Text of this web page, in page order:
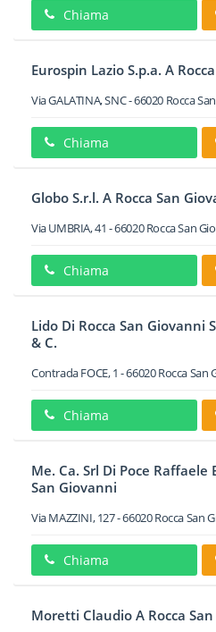
Chiama
Eurospin Lazio S.p.a. A
Via GALATINA, SNC-66020 Rocca
Chiama
Globo S.r.l. A Rocca San
Via UMBRIA, 41 -66020 Rocca San
Chiama
Lido Di Rocca San Giovanni
& C.
Contrada FOCE, 1 -66020Rocca San
Chiama
Me. Ca. Srl Di Poce Raffaele
San Giovanni
Via MAZZINI, 127-66020Rocca San
Chiama
Moretti Claudio A Rocca